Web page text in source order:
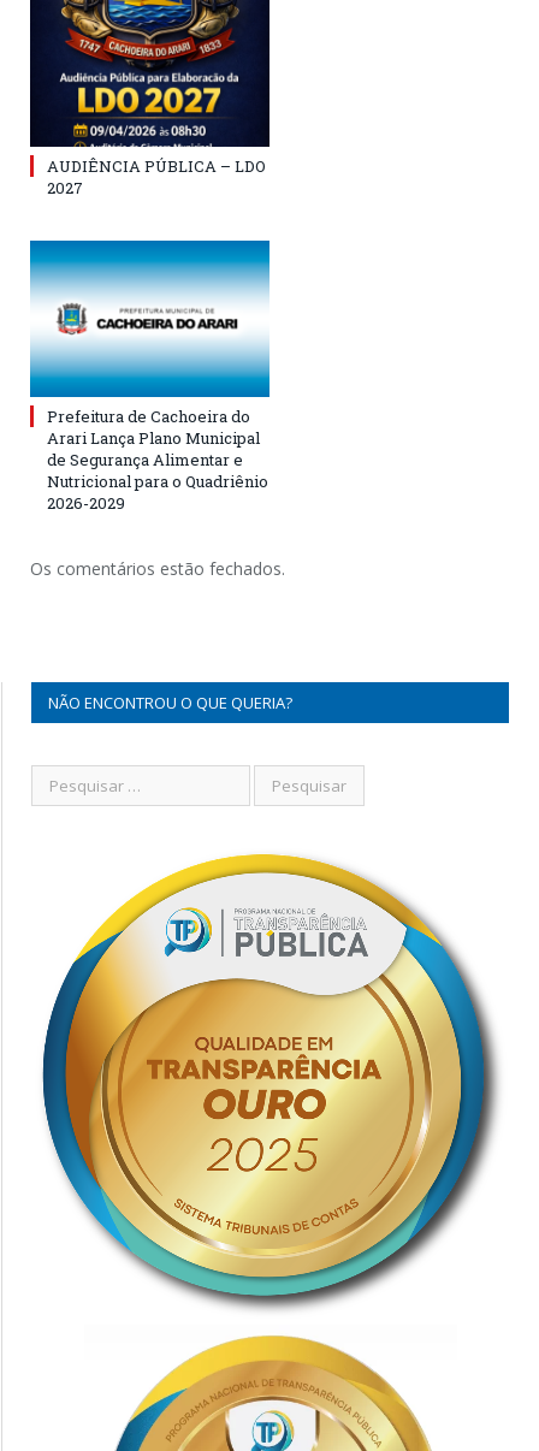
AUDIÊNCIA PÚBLICA – LDO
2027
Prefeitura de Cachoeira do
Arari Lança Plano Municipal
de Segurança Alimentar e
Nutricional para o Quadriênio
2026-2029
Os comentários estão fechados.
NÃO ENCONTROU O QUE QUERIA?